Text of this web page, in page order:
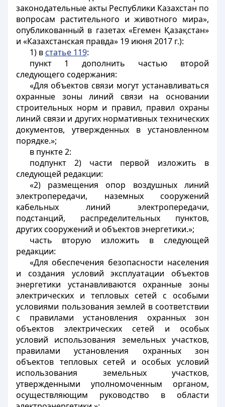
законодательные акты Республики Казахстан по
вопросам растительного и животного мира»,
опубликованный в газетах «Егемен Қазақстан»
и «Казахстанская правда» 19 июня 2017 г.):
1) в статье 119:
пункт 1 дополнить частью второй
следующего содержания:
«Для объектов связи могут устанавливаться
охранные зоны линий связи на основании
строительных норм и правил, правил охраны
линий связи и других нормативных технических
документов, утвержденных в установленном
порядке.»;
в пункте 2:
подпункт 2) части первой изложить в
следующей редакции:
«2) размещения опор воздушных линий
электропередачи, наземных сооружений
кабельных линий электропередачи,
подстанций, распределительных пунктов,
других сооружений и объектов энергетики.»;
часть вторую изложить в следующей
редакции:
«Для обеспечения безопасности населения
и создания условий эксплуатации объектов
энергетики устанавливаются охранные зоны
электрических и тепловых сетей с особыми
условиями пользования землей в соответствии
с правилами установления охранных зон
объектов электрических сетей и особых
условий использования земельных участков,
правилами установления охранных зон
объектов тепловых сетей и особых условий
использования земельных участков,
утвержденными уполномоченным органом,
осуществляющим руководство в области